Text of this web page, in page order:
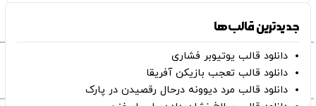
جدیدترین قالب‌ها
دانلود قالب یوتیوبر فشاری
دانلود قالب تعجب بازیکن آفریقا
دانلود قالب مرد دیوونه درحال رقصیدن در پارک